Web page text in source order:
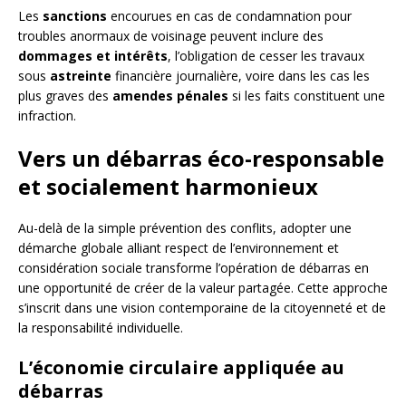
Les sanctions encourues en cas de condamnation pour
troubles anormaux de voisinage peuvent inclure des
dommages et intérêts, l’obligation de cesser les travaux
sous astreinte financière journalière, voire dans les cas les
plus graves des amendes pénales si les faits constituent une
infraction.
Vers un débarras éco-responsable
et socialement harmonieux
Au-delà de la simple prévention des conflits, adopter une
démarche globale alliant respect de l’environnement et
considération sociale transforme l’opération de débarras en
une opportunité de créer de la valeur partagée. Cette approche
s’inscrit dans une vision contemporaine de la citoyenneté et de
la responsabilité individuelle.
L’économie circulaire appliquée au
débarras